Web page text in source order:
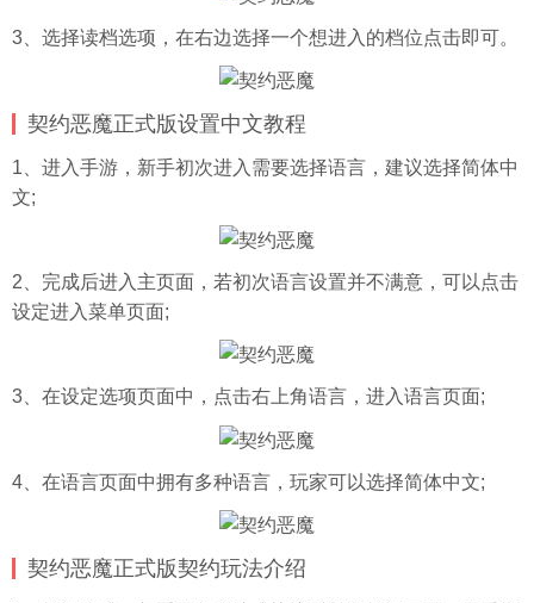
3、选择读档选项，在右边选择一个想进入的档位点击即可。
契约恶魔正式版设置中文教程
1、进入手游，新手初次进入需要选择语言，建议选择简体中
文;
2、完成后进入主页面，若初次语言设置并不满意，可以点击
设定进入菜单页面;
3、在设定选项页面中，点击右上角语言，进入语言页面;
4、在语言页面中拥有多种语言，玩家可以选择简体中文;
契约恶魔正式版契约玩法介绍